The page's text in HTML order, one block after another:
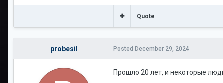
Quote
probesil Posted December 29, 2024
Прошло 20 лет, и некоторые